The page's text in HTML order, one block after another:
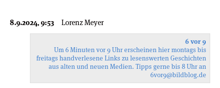
8.9.2024, 9:53 Lorenz Meyer
6 vor 9
Um 6 Minuten vor 9 Uhr erscheinen hier montags bis
freitags handverlesene Links zu lesenswerten Geschichten
aus alten und neuen Medien. Tipps gerne bis 8 Uhr an
6vor9@bildblog.de